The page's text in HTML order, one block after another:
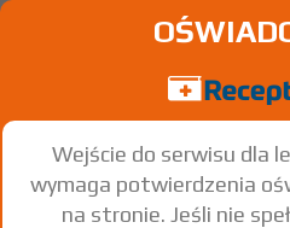
Wejście do serwisu dla
wymaga potwierdzenia
na stronie. Jeśli nie